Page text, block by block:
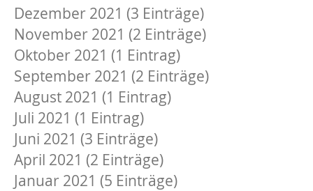
Dezember 2021 (3 Einträge)
November 2021 (2 Einträge)
Oktober 2021 (1 Eintrag)
September 2021 (2 Einträge)
August 2021 (1 Eintrag)
Juli 2021 (1 Eintrag)
Juni 2021 (3 Einträge)
April 2021 (2 Einträge)
Januar 2021 (5 Einträge)